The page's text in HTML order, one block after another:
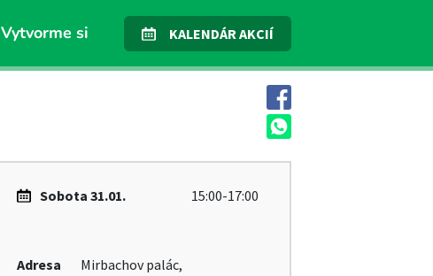
Vytvorme si KALENDÁR AKCIÍ
Sobota 31.01. 15:00-17:00
Adresa
Mirbachov palác,